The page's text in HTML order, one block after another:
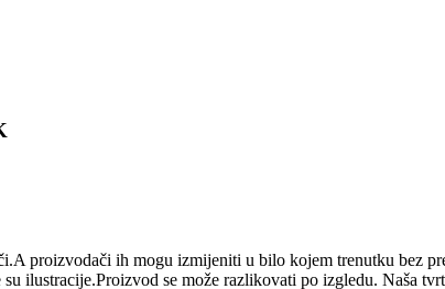
proizvodači ih mogu izmijeniti u bilo kojem trenutku bez
ilustracije.Proizvod se može razlikovati po izgledu. Naša